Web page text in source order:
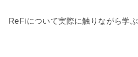
ReFiについて実際に触りながら学ぶ